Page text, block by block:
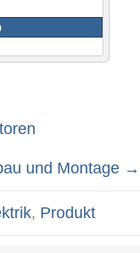
und Montage →
, Produkt